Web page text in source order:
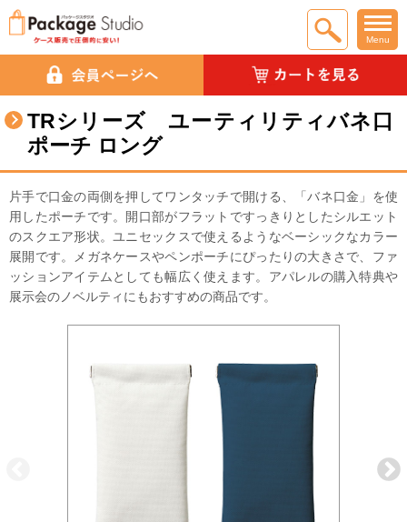
Menu
TRシリーズ ユーティリティバネ口
ポーチ ロング
片手で口金の両側を押してワンタッチで開ける、「バネ口金」を使
用したポーチです。開口部がフラットですっきりとしたシルエット
のスクエア形状。ユニセックスで使えるようなベーシックなカラー
展開です。メガネケースやペンポーチにぴったりの大きさで、ファ
ッションアイテムとしても幅広く使えます。アパレルの購入特典や
展示会のノベルティにもおすすめの商品です。